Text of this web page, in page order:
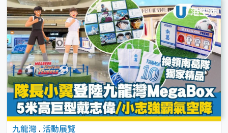
九龍灣 . 活動展覽